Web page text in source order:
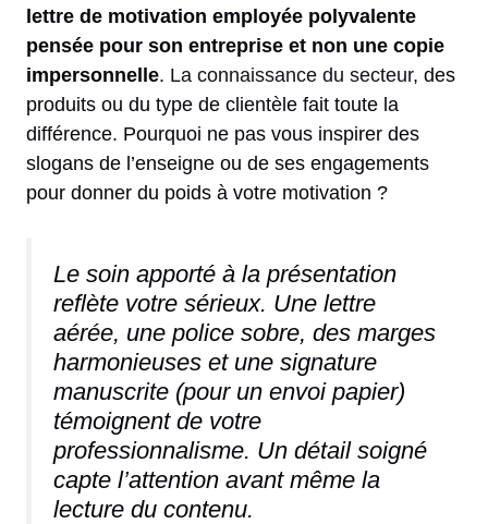
lettre de motivation employée polyvalente
pensée pour son entreprise et non une copie
impersonnelle. La connaissance du secteur, des
produits ou du type de clientèle fait toute la
différence. Pourquoi ne pas vous inspirer des
slogans de l’enseigne ou de ses engagements
pour donner du poids à votre motivation ?
Le soin apporté à la présentation
reflète votre sérieux. Une lettre
aérée, une police sobre, des marges
harmonieuses et une signature
manuscrite (pour un envoi papier)
témoignent de votre
professionnalisme. Un détail soigné
capte l’attention avant même la
lecture du contenu.